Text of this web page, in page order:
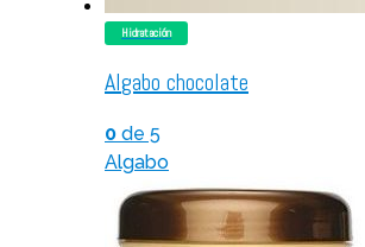
Hidratación
Algabo chocolate
0 de 5
Algabo